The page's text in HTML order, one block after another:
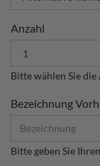
Anzahl
Bitte wählen Sie
Bezeichnung
Bitte geben Sie